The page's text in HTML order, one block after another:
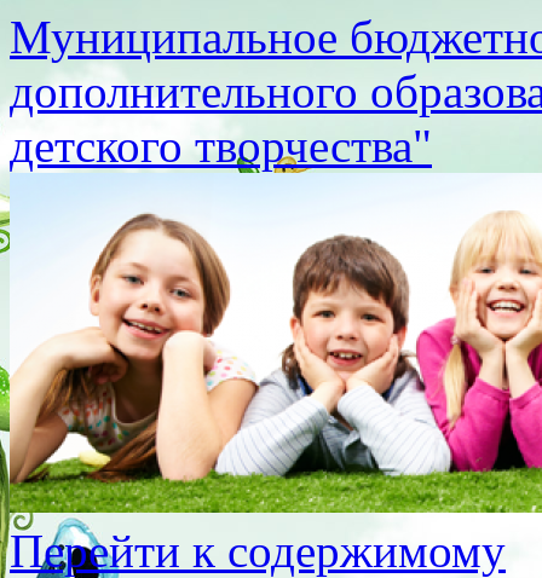
Муниципальное
дополнительного
детского творчества"
Перейти к содержимому